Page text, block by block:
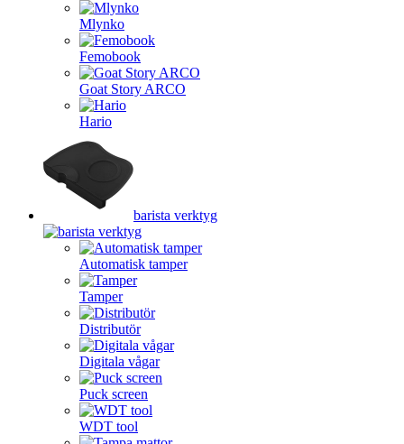
Mlynko
Femobook
Goat Story ARCO
Hario
barista verktyg
Automatisk tamper
Tamper
Distributör
Digitala vågar
Puck screen
WDT tool